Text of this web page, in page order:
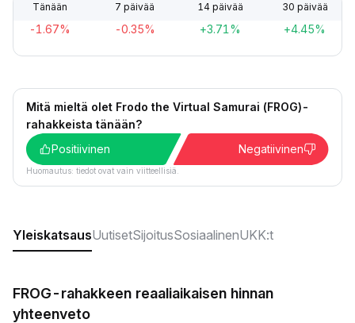
Tänään 7 päivää 14 päivää 30 päivää
-1.67% -0.35% +3.71% +4.45%
Mitä mieltä olet Frodo the Virtual Samurai (FROG)-
rahakkeista tänään?
Positiivinen
Negatiivinen
Huomautus: tiedot ovat vain viitteellisiä.
YleiskatsausUutisetSijoitusSosiaalinenUKK:t
FROG-rahakkeen reaaliaikaisen hinnan
yhteenveto